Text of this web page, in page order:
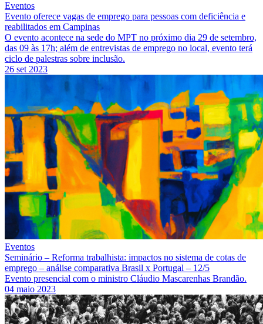
Eventos
Evento oferece vagas de emprego para pessoas com deficiência e
reabilitados em Campinas
O evento acontece na sede do MPT no próximo dia 29 de setembro,
das 09 às 17h; além de entrevistas de emprego no local, evento terá
ciclo de palestras sobre inclusão.
26 set 2023
Eventos
Seminário – Reforma trabalhista: impactos no sistema de cotas de
emprego – análise comparativa Brasil x Portugal – 12/5
Evento presencial com o ministro Cláudio Mascarenhas Brandão.
04 maio 2023